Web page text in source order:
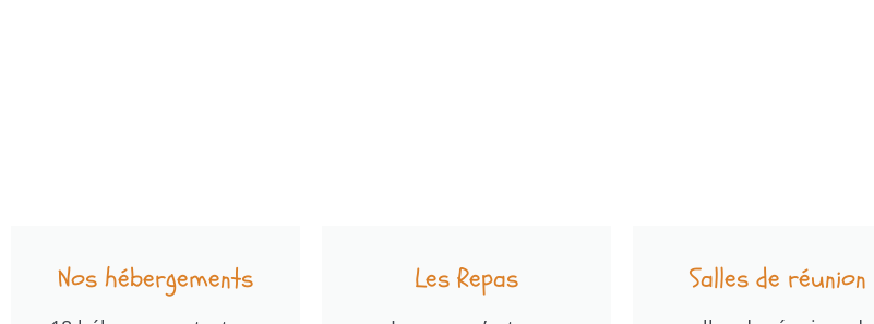
Nos hébergements Les Repas Salles de réunion